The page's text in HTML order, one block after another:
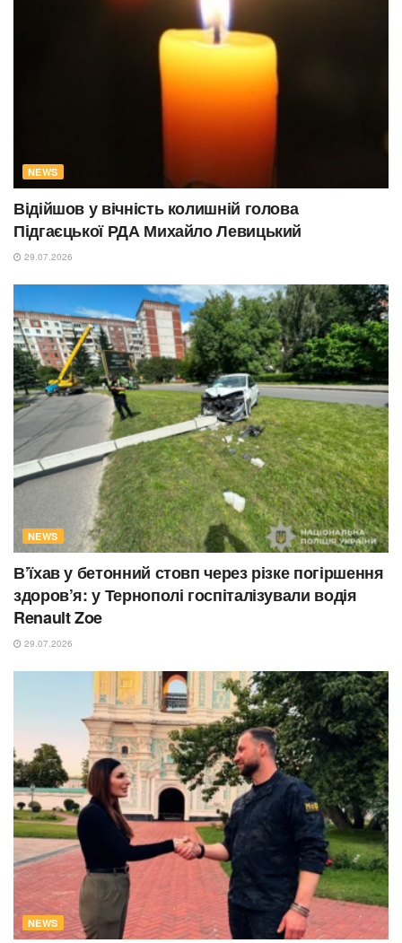
NEWS
Відійшов у вічність колишній голова
Підгаєцької РДА Михайло Левицький
29.07.2026
NEWS
В’їхав у бетонний стовп через різке погіршення
здоров’я: у Тернополі госпіталізували водія
Renault Zoe
29.07.2026
NEWS